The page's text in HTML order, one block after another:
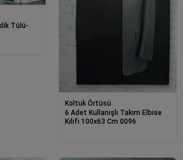
Tülü-
Koltuk Örtüsü
6 Adet Kullanışlı Takım Elbise
Kılıfı 100x63 Cm 0096